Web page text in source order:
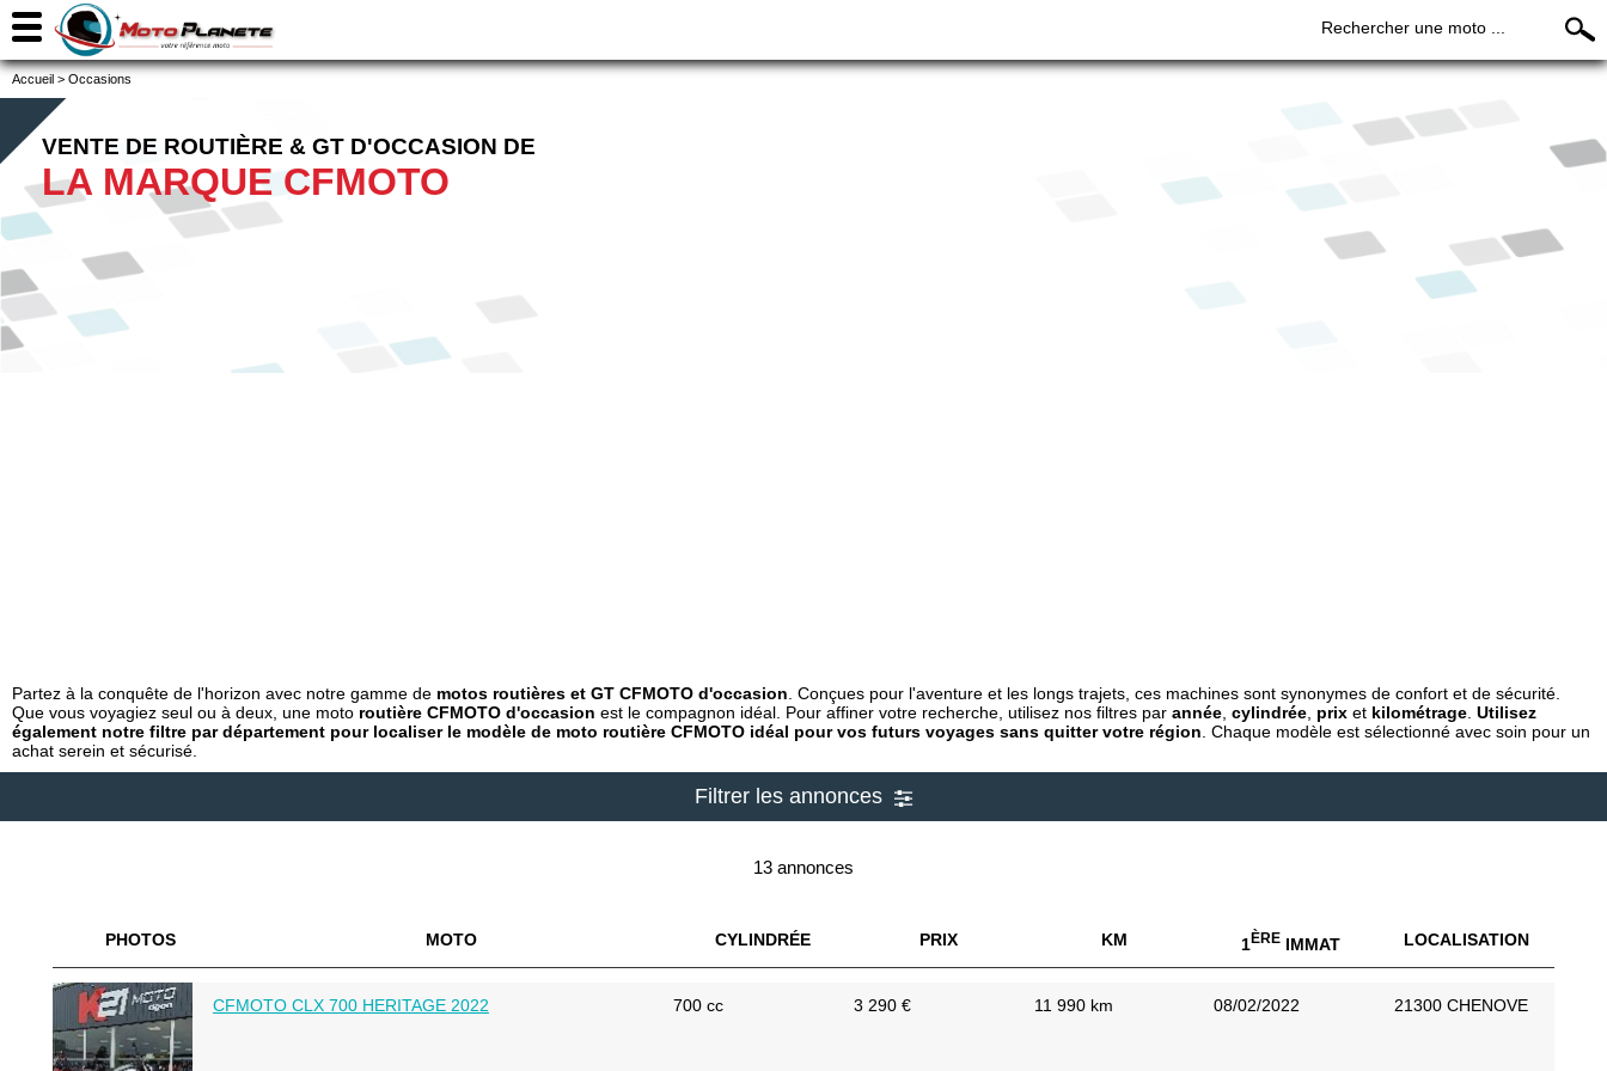
Rechercher une moto ...
Accueil > Occasions
VENTE DE ROUTIÈRE & GT D'OCCASION DE
LA MARQUE CFMOTO
Partez à la conquête de l'horizon avec notre gamme de motos routières et GT CFMOTO d'occasion . Conçues pour l'aventure et les longs trajets, ces machines sont synonymes de confort et de sécurité.
Que vous voyagiez seul ou à deux, une moto routière CFMOTO d'occasion est le compagnon idéal. Pour affiner votre recherche, utilisez nos filtres par année cylindrée prix et kilométrage Utilisez
également notre filtre par département pour localiser le modèle de moto routière CFMOTO idéal pour vos futurs voyages sans quitter votre région . Chaque modèle est sélectionné avec soin pour un
achat serein et sécurisé.
Filtrer les annonces
13 annonces
PHOTOS MOTO CYLINDRÉE PRIX KM 1ÈREIMMAT LOCALISATION
CFMOTO CLX 700 HERITAGE 2022 700 cc 3 290 € 11 990 km 08/02/2022 21300 CHENOVE